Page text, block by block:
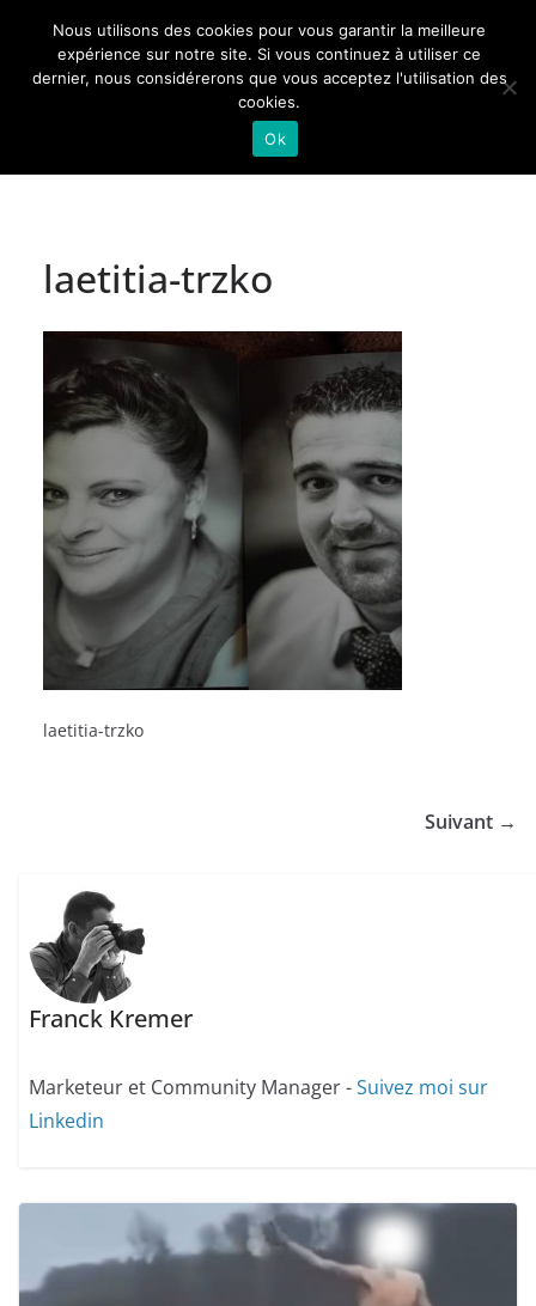
contenu
Actualités de Lorraine pour les Lorrains
laetitia-trzko
laetitia-trzko
Suivant →
Franck Kremer
Marketeur et Community Manager -Suivez moi sur
Linkedin
Nous utilisons des cookies pour vous garantir la meilleure
expérience sur notre site. Si vous continuez à utiliser ce
dernier, nous considérerons que vous acceptez l'utilisation des
cookies.
Ok